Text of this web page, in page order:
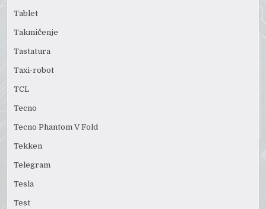
Tablet
Takmičenje
Tastatura
Taxi-robot
TCL
Tecno
Tecno Phantom V Fold
Tekken
Telegram
Tesla
Test